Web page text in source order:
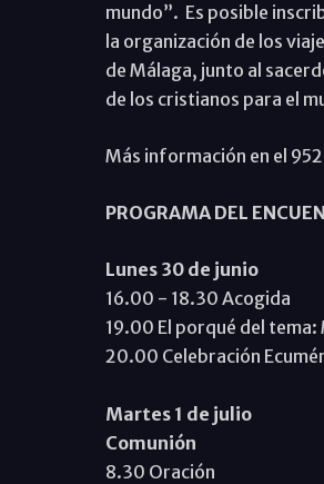
mundo”. Es posible
la organización de los
de Málaga, junto al
de los cristianos para el
Más información en el
PROGRAMA DEL
Lunes 30 de junio
16.00 - 18.30 Acogida
19.00 El porqué del tema:
20.00 Celebración
Martes 1 de julio
Comunión
8.30 Oración